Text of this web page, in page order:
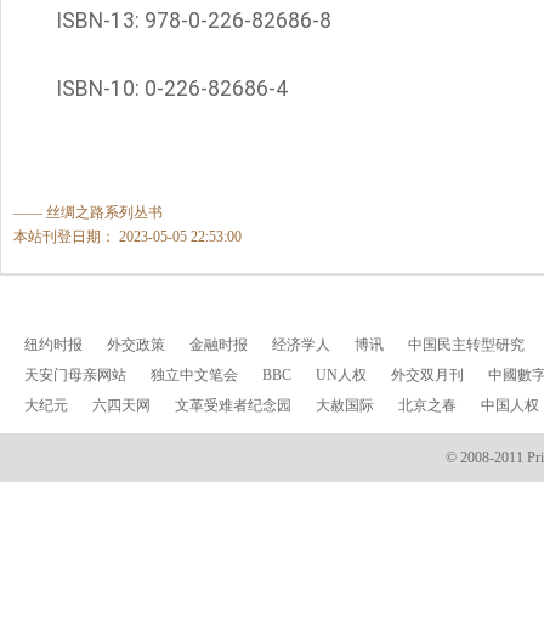
ISBN-13: 978-0-226-82686-8
ISBN-10: 0-226-82686-4
—— 丝绸之路系列丛书
本站刊登日期： 2023-05-05 22:53:00
纽约时报 外交政策 金融时报 经济学人 博讯
中国民主转型研究
天安门母亲网站
独立中文笔会 BBC UN人权 外交双月刊
中國數
大纪元
六四天网 文革受难者纪念园 大赦国际 北京之春 中国人权
© 2008-2011